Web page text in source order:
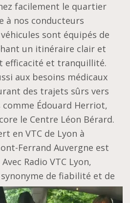
facilement le quartier
à nos conducteurs
sont équipés de
un itinéraire clair et
efficacité et tranquillité.
aux besoins médicaux
des trajets sûrs vers
Édouard Herriot,
le Centre Léon Bérard.
en VTC de Lyon à
Ferrand Auvergne est
Radio VTC Lyon,
de fiabilité et de